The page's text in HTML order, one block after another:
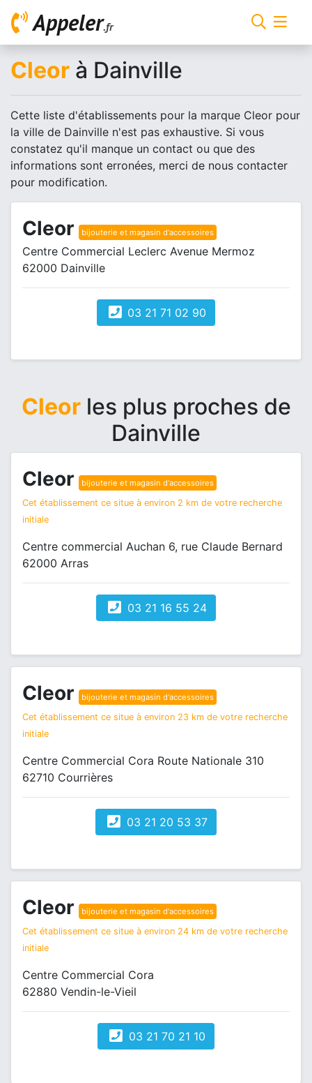
Appeler.fr
Cleor à Dainville
Cette liste d'établissements pour la marque Cleor pour
la ville de Dainville n'est pas exhaustive. Si vous
constatez qu'il manque un contact ou que des
informations sont erronées, merci de nous contacter
pour modification.
Cleor bijouterie et magasin d'accessoires
Centre Commercial Leclerc Avenue Mermoz
62000 Dainville
03 21 71 02 90
Cleorles plus proches de
Dainville
Cleor bijouterie et magasin d'accessoires
Cet établissement ce situe à environ 2 km de votre recherche
initiale
Centre commercial Auchan 6, rue Claude Bernard
62000 Arras
03 21 16 55 24
Cleor bijouterie et magasin d'accessoires
Cet établissement ce situe à environ 23 km de votre recherche
initiale
Centre Commercial Cora Route Nationale 310
62710 Courrières
03 21 20 53 37
Cleor bijouterie et magasin d'accessoires
Cet établissement ce situe à environ 24 km de votre recherche
initiale
Centre Commercial Cora
62880 Vendin-le-Vieil
03 21 70 21 10